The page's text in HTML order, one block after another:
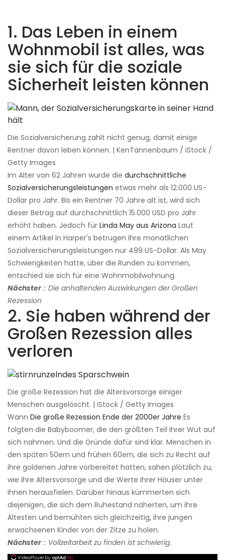
1. Das Leben in einem
Wohnmobil ist alles, was
sie sich für die soziale
Sicherheit leisten können
Die Sozialversicherung zahlt nicht genug, damit einige
Rentner davon leben können. | KenTannenbaum / iStock /
Getty Images
Im Alter von 62 Jahren wurde die durchschnittliche
Sozialversicherungsleistungen etwas mehr als 12.000 US-
Dollar pro Jahr. Bis ein Rentner 70 Jahre alt ist, wird sich
dieser Betrag auf durchschnittlich 15.000 USD pro Jahr
erhöht haben. Jedoch für Linda May aus Arizona Laut
einem Artikel in Harper's betrugen ihre monatlichen
Sozialversicherungsleistungen nur 499 US-Dollar. Als May
Schwierigkeiten hatte, über die Runden zu kommen,
entschied sie sich für eine Wohnmobilwohnung.
Nächster :: Die anhaltenden Auswirkungen der Großen
Rezession
2. Sie haben während der
Großen Rezession alles
verloren
Die große Rezession hat die Altersvorsorge einiger
Menschen ausgelöscht. | iStock / Getty Images
Wann Die große Rezession Ende der 2000er Jahre Es
folgten die Babyboomer, die den größten Teil ihrer Wut auf
sich nahmen. Und die Gründe dafür sind klar. Menschen in
den späten 50ern und frühen 60ern, die sich zu Recht auf
ihre goldenen Jahre vorbereitet hatten, sahen plötzlich zu,
wie ihre Altersvorsorge und die Werte ihrer Häuser unter
ihnen herausfielen. Darüber hinaus kümmerten sich
diejenigen, die sich dem Ruhestand näherten, um ihre
Ältesten und bemühten sich gleichzeitig, ihre jungen
erwachsenen Kinder von der Zitze zu holen.
Nächster :: Vollzeitarbeit zu finden ist schwierig.